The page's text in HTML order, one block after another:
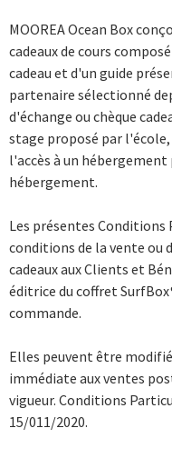
MOOREA Ocean Box
cadeaux de cours
cadeau et d'un guide
partenaire sélectionné
d'échange ou chèque
stage proposé par
l'accès à un
hébergement.
Les présentes Conditions
conditions de la vente ou
cadeaux aux Clients et
éditrice du coffret
commande.
Elles peuvent être
immédiate aux ventes
vigueur. Conditions
15/011/2020.